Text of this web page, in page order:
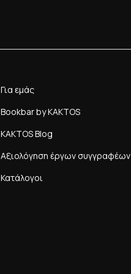
Για εμάς
Bookbar by KAKTOS
KAKTOS Blog
Αξιολόγηση έργων συγγραφέων
Κατάλογοι